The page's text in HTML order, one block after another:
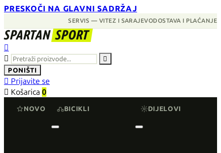
PRESKOČI NA GLAVNI SADRŽAJ
SERVIS — VITEZ I SARAJEVODOSTAVA I PLAĆANJE
SPARTAN SPORT



PONIŠTI
 Prijavite se
 Košarica 0
NOVO BICIKLI DIJELOVI